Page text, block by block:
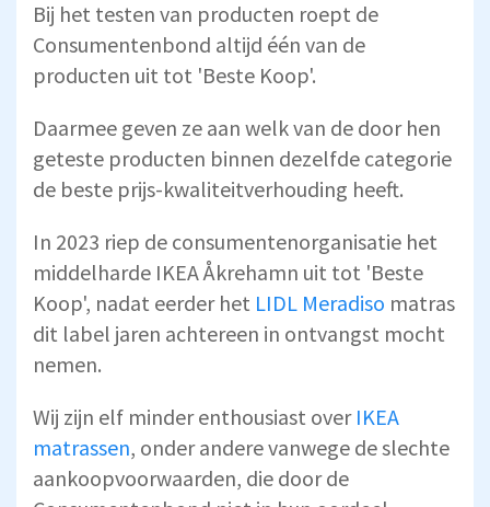
Bij het testen van producten roept de
Consumentenbond altijd één van de
producten uit tot 'Beste Koop'.
Daarmee geven ze aan welk van de door hen
geteste producten binnen dezelfde categorie
de beste prijs-kwaliteitverhouding heeft.
In 2023 riep de consumentenorganisatie het
middelharde IKEA Åkrehamn uit tot 'Beste
Koop', nadat eerder het LIDL Meradiso matras
dit label jaren achtereen in ontvangst mocht
nemen.
Wij zijn elf minder enthousiast over IKEA
matrassen, onder andere vanwege de slechte
aankoopvoorwaarden, die door de